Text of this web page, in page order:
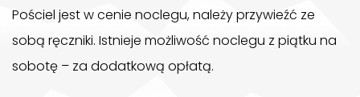
Pościel jest w cenie noclegu, należy przywieźć ze
sobą ręczniki. Istnieje możliwość noclegu z piątku na
sobotę – za dodatkową opłatą.